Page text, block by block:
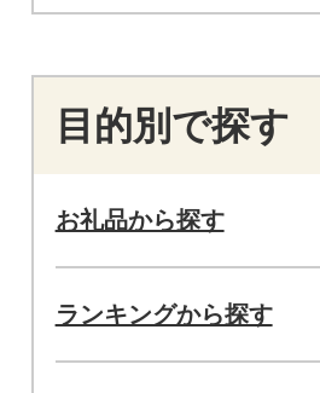
目的別で探す
お礼品から探す
ランキングから探す